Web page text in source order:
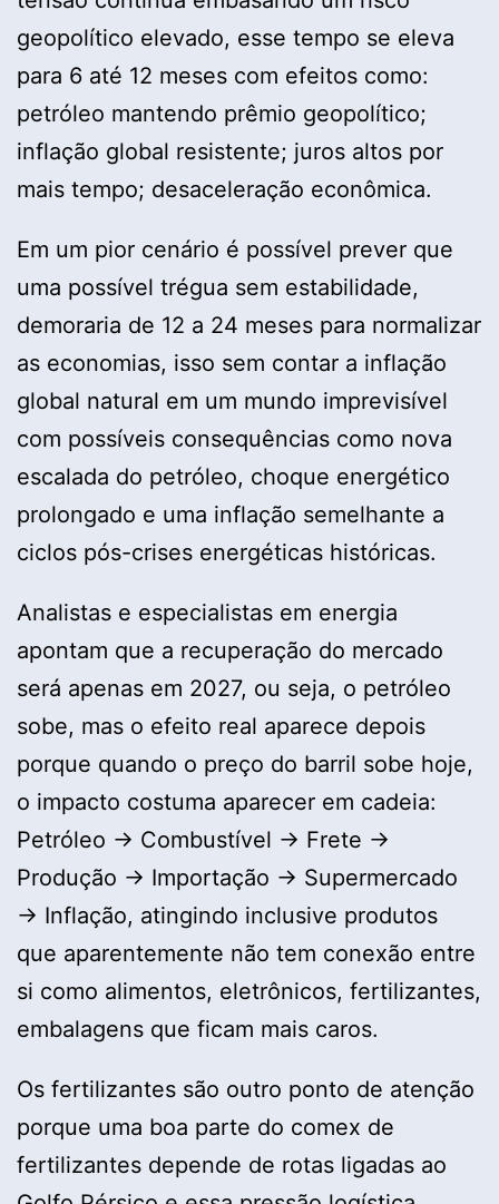
geopolítico elevado, esse tempo se eleva
para 6 até 12 meses com efeitos como:
petróleo mantendo prêmio geopolítico;
inflação global resistente; juros altos por
mais tempo; desaceleração econômica.
Em um pior cenário é possível prever que
uma possível trégua sem estabilidade,
demoraria de 12 a 24 meses para normalizar
as economias, isso sem contar a inflação
global natural em um mundo imprevisível
com possíveis consequências como nova
escalada do petróleo, choque energético
prolongado e uma inflação semelhante a
ciclos pós-crises energéticas históricas.
Analistas e especialistas em energia
apontam que a recuperação do mercado
será apenas em 2027, ou seja, o petróleo
sobe, mas o efeito real aparece depois
porque quando o preço do barril sobe hoje,
o impacto costuma aparecer em cadeia:
Petróleo → Combustível → Frete →
Produção → Importação → Supermercado
→ Inflação, atingindo inclusive produtos
que aparentemente não tem conexão entre
si como alimentos, eletrônicos, fertilizantes,
embalagens que ficam mais caros.
Os fertilizantes são outro ponto de atenção
porque uma boa parte do comex de
fertilizantes depende de rotas ligadas ao